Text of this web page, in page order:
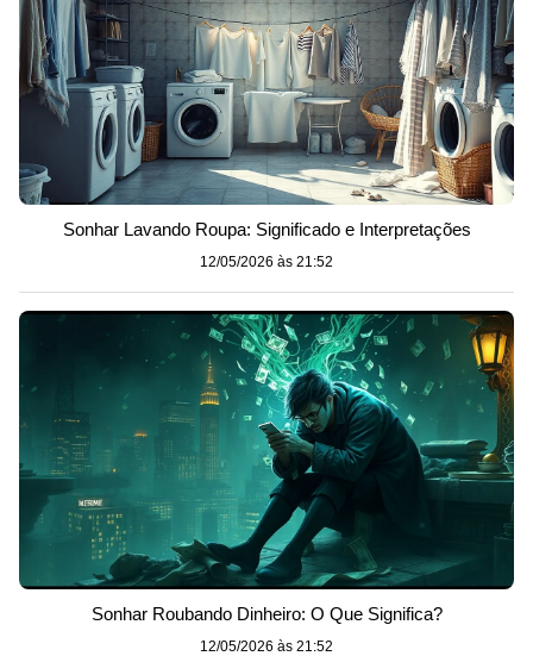
Sonhar Lavando Roupa: Significado e Interpretações
12/05/2026 às 21:52
Sonhar Roubando Dinheiro: O Que Significa?
12/05/2026 às 21:52